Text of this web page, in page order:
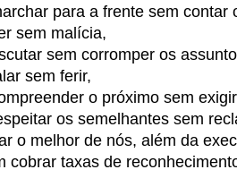
para a frente sem contar
sem malícia,
sem corromper os
sem ferir,
o próximo sem
os semelhantes sem
o melhor de nós, além da
cobrar taxas de